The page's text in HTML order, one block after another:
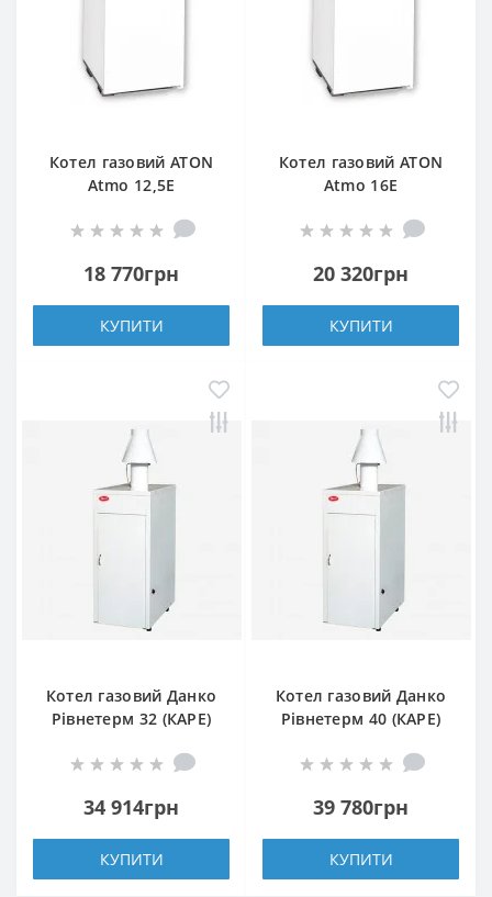
Котел газовий ATON
Atmo 12,5Е
18 770грн
КУПИТИ
Котел газовий ATON
Atmo 16Е
20 320грн
КУПИТИ
Котел газовий Данко
Рівнетерм 32 (КАРЕ)
34 914грн
КУПИТИ
Котел газовий Данко
Рівнетерм 40 (КАРЕ)
39 780грн
КУПИТИ